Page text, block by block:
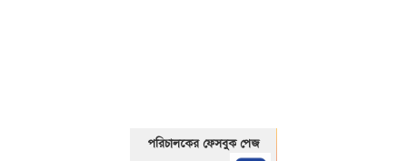
পরিচালকের ফেসবুক পেজ